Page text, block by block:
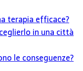
terapia efficace?
in una città
le conseguenze?